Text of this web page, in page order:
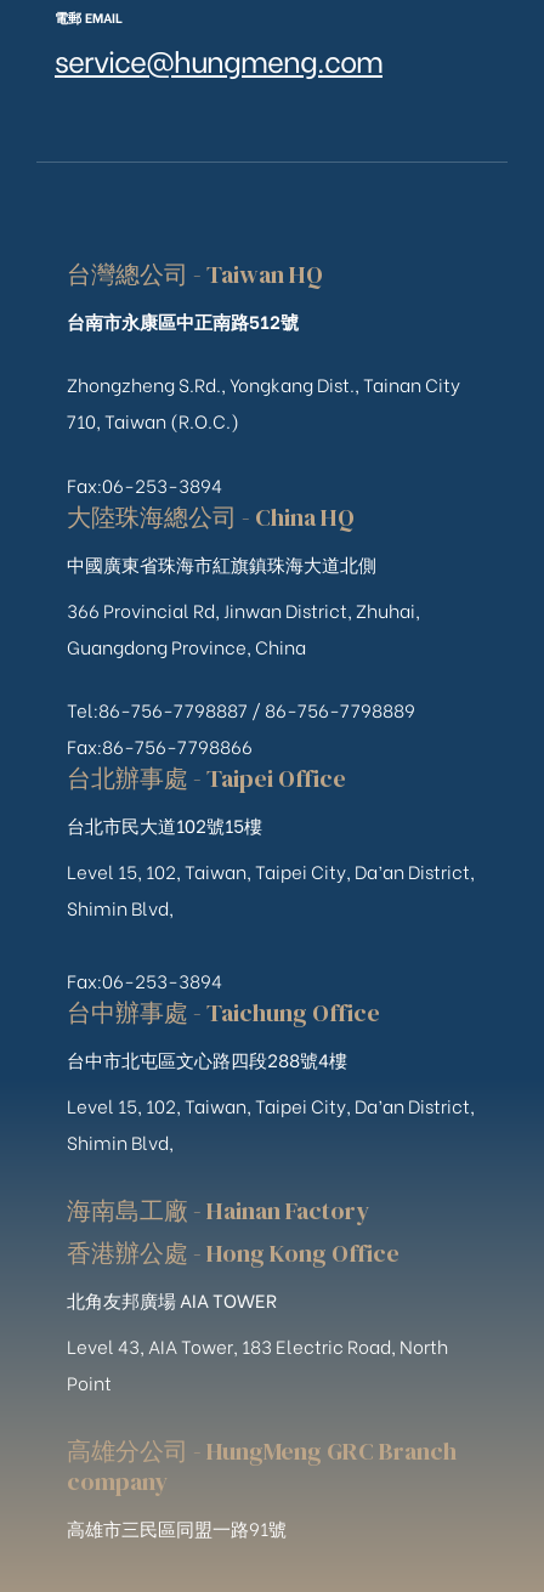
電郵 EMAIL
service@hungmeng.com
台灣總公司 - Taiwan HQ
台南市永康區中正南路512號
Zhongzheng S.Rd., Yongkang Dist., Tainan City
710, Taiwan (R.O.C.)
Fax:06-253-3894
大陸珠海總公司 - China HQ
中國廣東省珠海市紅旗鎮珠海大道北側
366 Provincial Rd, Jinwan District, Zhuhai,
Guangdong Province, China
Tel:86-756-7798887 / 86-756-7798889
Fax:86-756-7798866
台北辦事處 - Taipei Office
台北市民大道102號15樓
Level 15, 102, Taiwan, Taipei City, Da’an District,
Shimin Blvd,
Fax:06-253-3894
台中辦事處 - Taichung Office
台中市北屯區文心路四段288號4樓
Level 15, 102, Taiwan, Taipei City, Da’an District,
Shimin Blvd,
海南島工廠 - Hainan Factory
香港辦公處 - Hong Kong Office
北角友邦廣場 AIA TOWER
Level 43, AIA Tower, 183 Electric Road, North
Point
高雄分公司 - HungMeng GRC Branch
company
高雄市三民區同盟一路91號